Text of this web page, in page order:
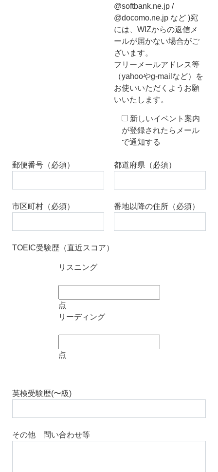
@softbank.ne.jp /
@docomo.ne.jp など )宛
には、WIZからの返信メ
ールが届かない場合がご
ざいます。
フリーメールアドレス等
（yahooやg-mailなど）を
お使いいただくようお願
いいたします。
新しいイベント案内
が登録されたらメール
で通知する
郵便番号（必須） 都道府県（必須）
市区町村（必須） 番地以降の住所（必須）
TOEIC受験歴（直近スコア）
リスニング
点
リーディング
点
英検受験歴(〜級)
その他 問い合わせ等